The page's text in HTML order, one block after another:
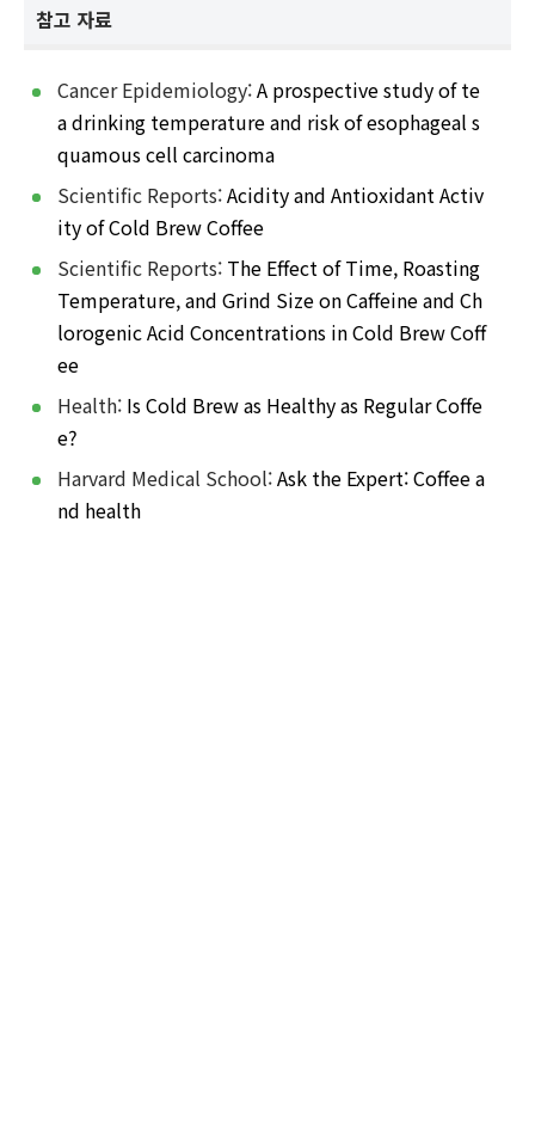
참고 자료
Cancer Epidemiology:A prospective study of te
a drinking temperature and risk of esophageal s
quamous cell carcinoma
Scientific Reports:Acidity and Antioxidant Activ
ity of Cold Brew Coffee
Scientific Reports: The Effect of Time, Roasting
Temperature, and Grind Size on Caffeine and Ch
lorogenic Acid Concentrations in Cold Brew Coff
ee
Health: Is Cold Brew as Healthy as Regular Coffe
e?
Harvard Medical School:Ask the Expert: Coffee a
nd health